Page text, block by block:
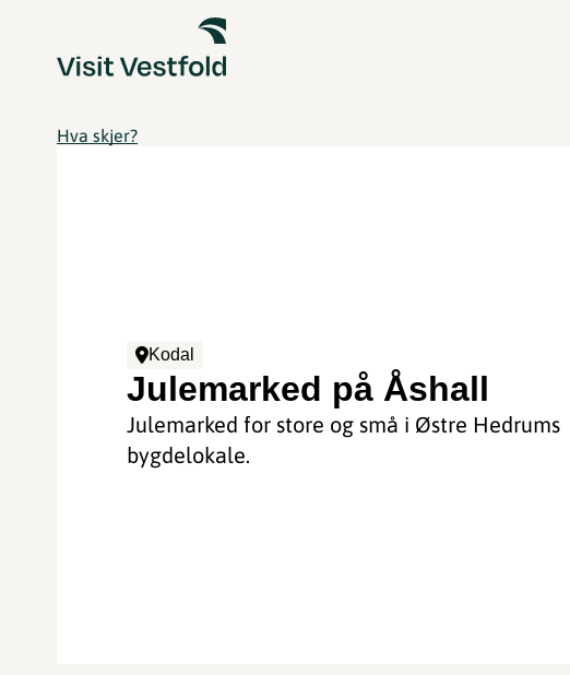
Hva skjer?
Kodal
Julemarked på Åshall
Julemarked for store og små i Østre Hedrums
bygdelokale.